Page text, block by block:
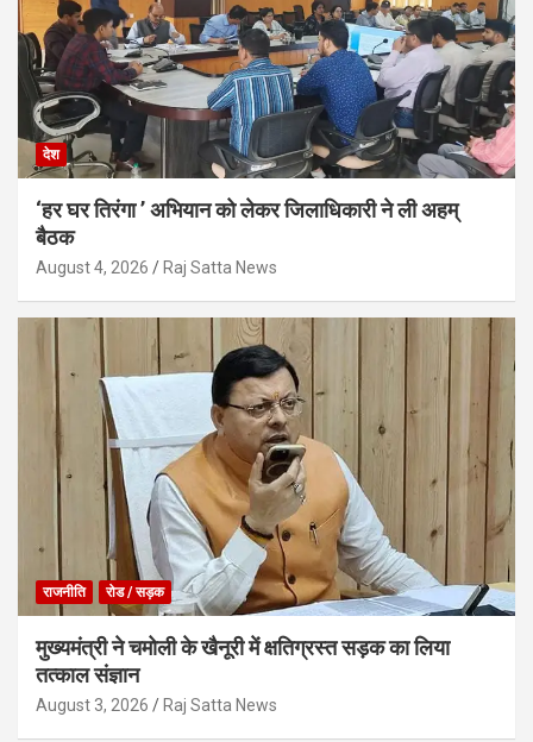
देश
‘हर घर तिरंगा ’ अभियान को लेकर जिलाधिकारी ने ली अहम्
बैठक
August 4, 2026 Raj Satta News
राजनीति रोड / सड़क
मुख्यमंत्री ने चमोली के खैनूरी में क्षतिग्रस्त सड़क का लिया
तत्काल संज्ञान
August 3, 2026 Raj Satta News